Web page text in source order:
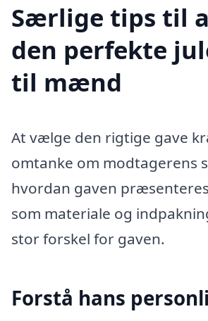
Særlige tips til
den perfekte
til mænd
At vælge den rigtige gave
omtanke om modtagerens
hvordan gaven
som materiale og
stor forskel for gaven.
Forstå hans